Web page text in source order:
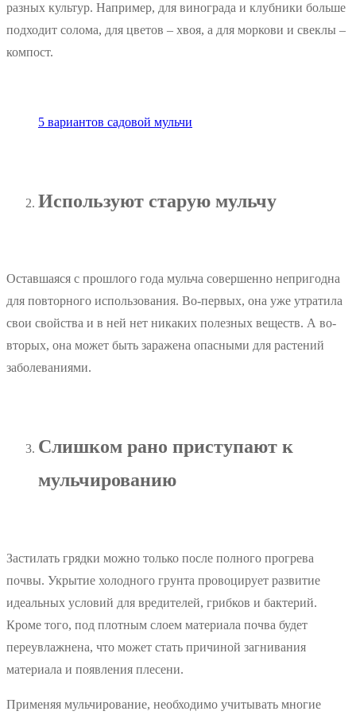
разных культур. Например, для винограда и клубники больше
подходит солома, для цветов – хвоя, а для моркови и свеклы –
компост.
5 вариантов садовой мульчи
Используют старую мульчу
Оставшаяся с прошлого года мульча совершенно непригодна
для повторного использования. Во-первых, она уже утратила
свои свойства и в ней нет никаких полезных веществ. А во-
вторых, она может быть заражена опасными для растений
заболеваниями.
Слишком рано приступают к
мульчированию
Застилать грядки можно только после полного прогрева
почвы. Укрытие холодного грунта провоцирует развитие
идеальных условий для вредителей, грибков и бактерий.
Кроме того, под плотным слоем материала почва будет
переувлажнена, что может стать причиной загнивания
материала и появления плесени.
Применяя мульчирование, необходимо учитывать многие